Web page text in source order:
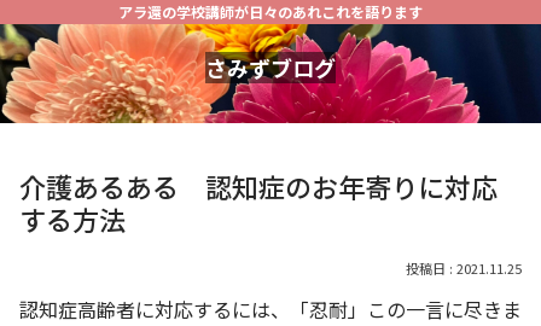
アラ還の学校講師が日々のあれこれを語ります
さみずブログ
介護あるある 認知症のお年寄りに対応
する方法
2021.11.25
認知症高齢者に対応するには、「忍耐」この一言に尽きま